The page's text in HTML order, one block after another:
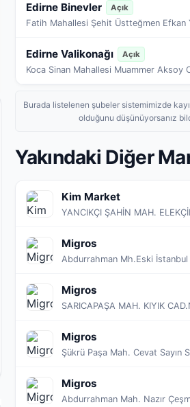
Edirne Binevler Açık
Edirne Valikonağı Açık
Burada listelenen şubeler sistemimizde
olduğunu düşünüyorsanız
Yakındaki Diğer
Kim Market
Migros
Migros
SARICAPAŞA MAH. KIYIK
Migros
Şükrü Paşa Mah. Cevat Sayın
Migros